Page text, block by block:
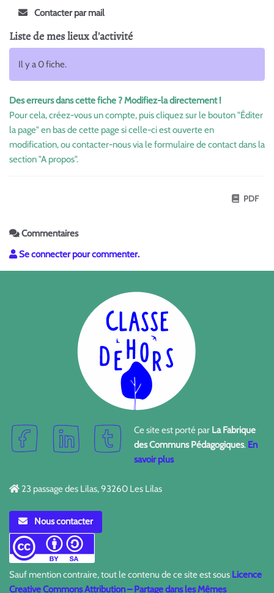
Contacter par mail
Liste de mes lieux d'activité
Il y a 0 fiche.
Des erreurs dans cette fiche ? Modifiez-la directement !
Pour cela, créez-vous un compte, puis cliquez sur le bouton "Éditer
la page" en bas de cette page si celle-ci est ouverte en
modification, ou contacter-nous via le formulaire de contact dans la
section "A propos".
PDF
Commentaires
Se connecter pour commenter.
Ce site est porté par La Fabrique
des Communs Pédagogiques. En
savoir plus
23 passage des Lilas, 93260 Les Lilas
Nous contacter
Sauf mention contraire, tout le contenu de ce site est sous Licence
Creative Commons Attribution – Partage dans les Mêmes